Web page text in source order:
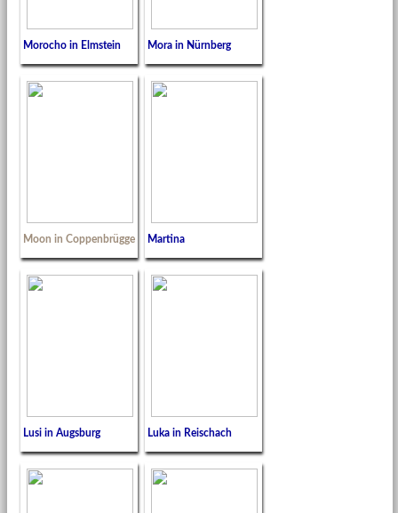
Morocho in Elmstein Mora in Nürnberg
Moon in Coppenbrügge Martina
Lusi in Augsburg Luka in Reischach